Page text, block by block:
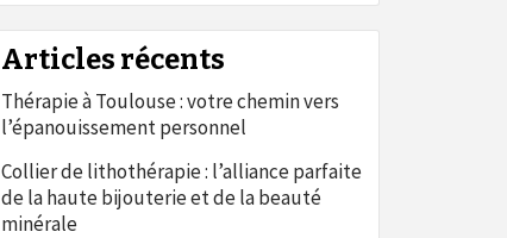
Articles récents
Thérapie à Toulouse : votre chemin vers
l’épanouissement personnel
Collier de lithothérapie : l’alliance parfaite
de la haute bijouterie et de la beauté
minérale